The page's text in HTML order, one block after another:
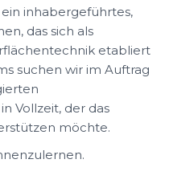
inhabergeführtes,
das sich als
etabliert
suchen wir im Auftrag
in Vollzeit, der das
möchte.